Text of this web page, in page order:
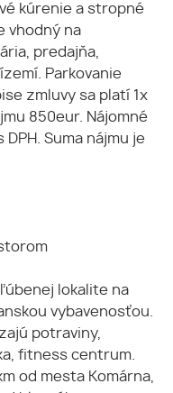
kúrenie a stropné
vhodný na
predajňa,
Parkovanie
zmluvy sa platí 1x
850eur. Nájomné
Suma nájmu je
lokalite na
vybavenosťou.
potraviny,
fitness centrum.
od mesta Komárna,